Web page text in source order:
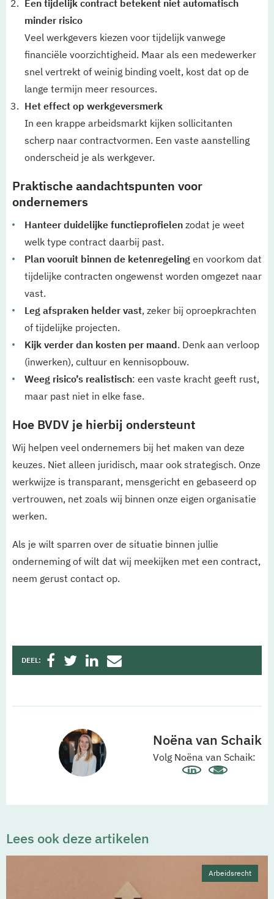
Een tijdelijk contract betekent niet automatisch
minder risico
Veel werkgevers kiezen voor tijdelijk vanwege
financiële voorzichtigheid. Maar als een medewerker
snel vertrekt of weinig binding voelt, kost dat op de
lange termijn meer resources.
Het effect op werkgeversmerk
In een krappe arbeidsmarkt kijken sollicitanten
scherp naar contractvormen. Een vaste aanstelling
onderscheid je als werkgever.
Praktische aandachtspunten voor
ondernemers
Hanteer duidelijke functieprofielen zodat je weet
welk type contract daarbij past.
Plan vooruit binnen de ketenregeling en voorkom dat
tijdelijke contracten ongewenst worden omgezet naar
vast.
Leg afspraken helder vast, zeker bij oproepkrachten
of tijdelijke projecten.
Kijk verder dan kosten per maand. Denk aan verloop
(inwerken), cultuur en kennisopbouw.
Weeg risico’s realistisch: een vaste kracht geeft rust,
maar past niet in elke fase.
Hoe BVDV je hierbij ondersteunt
Wij helpen veel ondernemers bij het maken van deze
keuzes. Niet alleen juridisch, maar ook strategisch. Onze
werkwijze is transparant, mensgericht en gebaseerd op
vertrouwen, net zoals wij binnen onze eigen organisatie
werken.
Als je wilt sparren over de situatie binnen jullie
onderneming of wilt dat wij meekijken met een contract,
neem gerust contact op.
DEEL:
Noëna van Schaik
Volg Noëna van Schaik:
Lees ook deze artikelen
Arbeidsrecht